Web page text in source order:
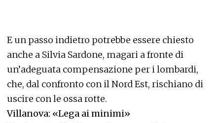
E un passo indietro potrebbe essere chiesto
anche a Silvia Sardone, magari a fronte di
un’adeguata compensazione per i lombardi,
che, dal confronto con il Nord Est, rischiano di
uscire con le ossa rotte.
Villanova: «Lega ai minimi»